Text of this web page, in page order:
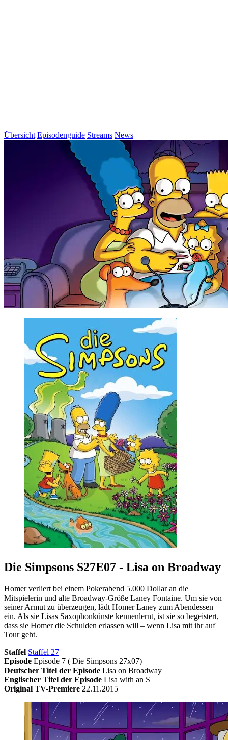
Übersicht Episodenguide Streams News
Die Simpsons S27E07 - Lisa on Broadway
Homer verliert bei einem Pokerabend 5.000 Dollar an die
Mitspielerin und alte Broadway-Größe Laney Fontaine. Um sie von
seiner Armut zu überzeugen, lädt Homer Laney zum Abendessen
ein. Als sie Lisas Saxophonkünste kennenlernt, ist sie so begeistert,
dass sie Homer die Schulden erlassen will – wenn Lisa mit ihr auf
Tour geht.
Staffel Staffel 27
Episode Episode 7 ( Die Simpsons 27x07)
Deutscher Titel der Episode Lisa on Broadway
Englischer Titel der Episode Lisa with an S
Original TV-Premiere 22.11.2015